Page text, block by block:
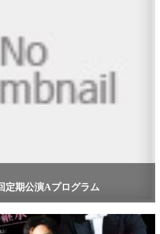
定期公演Aプログラム